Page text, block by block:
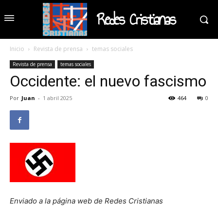
Redes Cristianas
Inicio Revista de prensa temas sociales
Revista de prensa temas sociales
Occidente: el nuevo fascismo
Por Juan - 1 abril 2025 0
464
Enviado a la página web de Redes Cristianas